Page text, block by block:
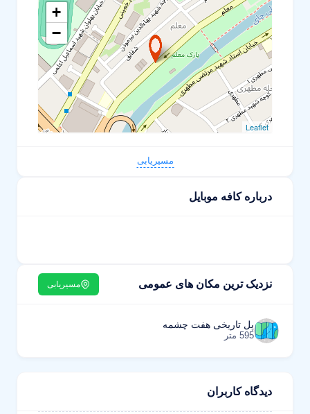
+
−
Leaflet
مسیریابی
درباره کافه موبایل
نزدیک ترین مکان های عمومی مسیریابی
پل تاریخی هفت چشمه
595 متر
دیدگاه کاربران